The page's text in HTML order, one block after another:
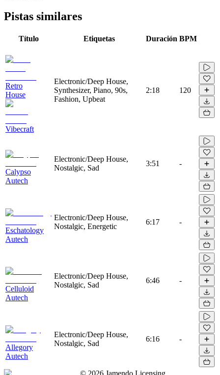
Pistas similares
Título Etiquetas Duración BPM
Retro
House
Vibecraft
Electronic/Deep House,
Synthesizer, Piano, 90s,
Fashion, Upbeat
2:18 120
Calypso
Autech
Electronic/Deep House,
Nostalgic, Sad
3:51 -
Eschatology
Autech
Electronic/Deep House,
Nostalgic, Energetic
6:17 -
Celluloid
Autech
Electronic/Deep House,
Nostalgic, Sad
6:46 -
Allegory
Autech
Electronic/Deep House,
Nostalgic, Sad
6:16 -
© 2026 Jamendo Licensing